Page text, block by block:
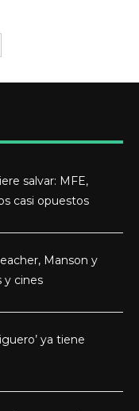
salvar: MFE,
casi opuestos
Manson y
y cines
ya tiene